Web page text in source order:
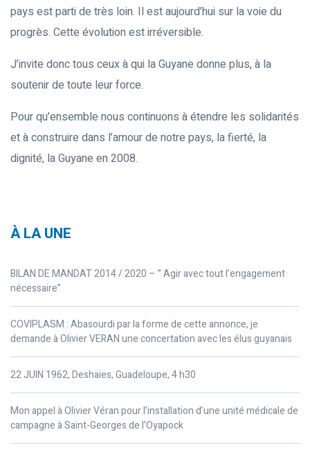
pays est parti de très loin. Il est aujourd’hui sur la voie du
progrès. Cette évolution est irréversible.
J’invite donc tous ceux à qui la Guyane donne plus, à la
soutenir de toute leur force.
Pour qu’ensemble nous continuons à étendre les solidarités
et à construire dans l’amour de notre pays, la fierté, la
dignité, la Guyane en 2008.
À LA UNE
BILAN DE MANDAT 2014 / 2020 – ” Agir avec tout l’engagement
nécessaire”
COVIPLASM : Abasourdi par la forme de cette annonce, je
demande à Olivier VERAN une concertation avec les élus guyanais
22 JUIN 1962, Deshaies, Guadeloupe, 4 h30
Mon appel à Olivier Véran pour l’installation d’une unité médicale de
campagne à Saint-Georges de l’Oyapock